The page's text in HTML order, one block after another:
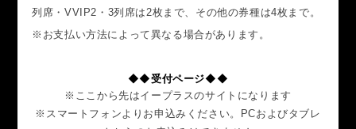
列席・VVIP2・3列席は2枚まで、その他の券種は4枚まで。
※お支払い方法によって異なる場合があります。
◆◆受付ページ◆◆
※ここから先はイープラスのサイト になります
※ スマートフォンよりお申込みください。PCおよびタブレ